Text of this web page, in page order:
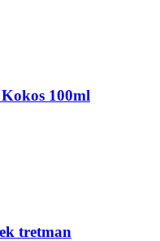
100ml
tretman